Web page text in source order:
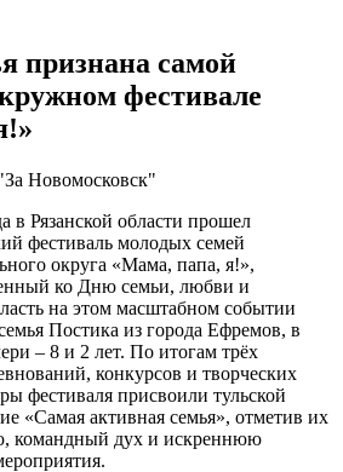
признана самой
фестивале
Новомосковск"
в Рязанской области прошел
фестиваль молодых семей
округа «Мама, папа, я!»,
ко Дню семьи, любви и
на этом масштабном событии
Постика из города Ефремов, в
– 8 и 2 лет. По итогам трёх
конкурсов и творческих
фестиваля присвоили тульской
«Самая активная семья», отметив их
командный дух и искреннюю